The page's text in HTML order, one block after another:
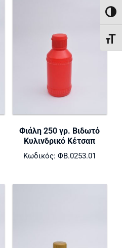
Φιάλη 250 γρ. Βιδωτό
Κυλινδρικό Κέτσαπ
Κωδικός: ΦΒ.0253.01